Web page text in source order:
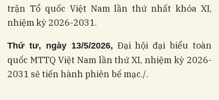
trận Tổ quốc Việt Nam lần thứ nhất khóa XI,
nhiệm kỳ 2026-2031.
Thứ tư, ngày 13/5/2026, Đại hội đại biểu toàn
quốc MTTQ Việt Nam lần thứ XI, nhiệm kỳ 2026-
2031 sẽ tiến hành phiên bế mạc./.